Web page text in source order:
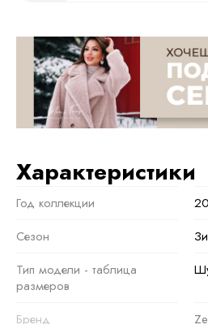
Характеристики
Год коллекции
Сезон
Тип модели - таблица
размеров
Бренд